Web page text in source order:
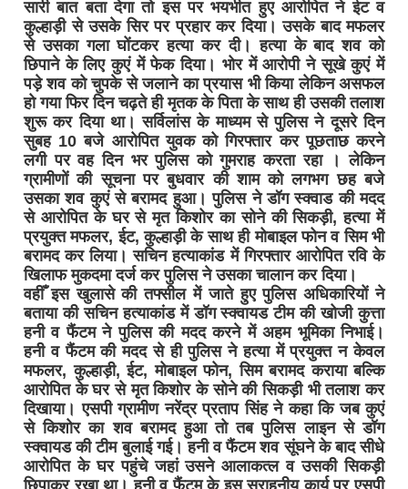
सारी बात बता देगा तो इस पर भयभीत हुए आरोपित ने ईट व
कुल्हाड़ी से उसके सिर पर प्रहार कर दिया। उसके बाद मफलर
से उसका गला घोंटकर हत्या कर दी। हत्या के बाद शव को
छिपाने के लिए कुएं में फेक दिया। भोर में आरोपी ने सूखे कुएं में
पड़े शव को चुपके से जलाने का प्रयास भी किया लेकिन असफल
हो गया फिर दिन चढ़ते ही मृतक के पिता के साथ ही उसकी तलाश
शुरू कर दिया था। सर्विलांस के माध्यम से पुलिस ने दूसरे दिन
सुबह 10 बजे आरोपित युवक को गिरफ्तार कर पूछताछ करने
लगी पर वह दिन भर पुलिस को गुमराह करता रहा । लेकिन
ग्रामीणों की सूचना पर बुधवार की शाम को लगभग छह बजे
उसका शव कुएं से बरामद हुआ। पुलिस ने डॉग स्क्वाड की मदद
से आरोपित के घर से मृत किशोर का सोने की सिकड़ी, हत्या में
प्रयुक्त मफलर, ईट, कुल्हाड़ी के साथ ही मोबाइल फोन व सिम भी
बरामद कर लिया। सचिन हत्याकांड में गिरफ्तार आरोपित रवि के
खिलाफ मुकदमा दर्ज कर पुलिस ने उसका चालान कर दिया।
वहीँ इस खुलासे की तफ्सील में जाते हुए पुलिस अधिकारियों ने
बताया की सचिन हत्याकांड में डॉग स्क्वायड टीम की खोजी कुत्ता
हनी व फैंटम ने पुलिस की मदद करने में अहम भूमिका निभाई।
हनी व फैंटम की मदद से ही पुलिस ने हत्या में प्रयुक्त न केवल
मफलर, कुल्हाड़ी, ईट, मोबाइल फोन, सिम बरामद कराया बल्कि
आरोपित के घर से मृत किशोर के सोने की सिकड़ी भी तलाश कर
दिखाया। एसपी ग्रामीण नरेंद्र प्रताप सिंह ने कहा कि जब कुएं
से किशोर का शव बरामद हुआ तो तब पुलिस लाइन से डॉग
स्क्वायड की टीम बुलाई गई। हनी व फैंटम शव सूंघने के बाद सीधे
आरोपित के घर पहुंचे जहां उसने आलाकत्ल व उसकी सिकड़ी